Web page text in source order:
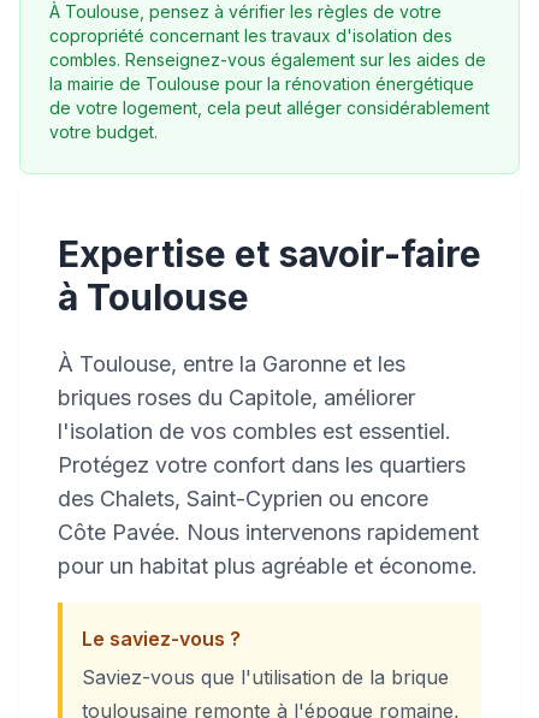
Expertise et savoir-faire
à Toulouse
À Toulouse, entre la Garonne et les
briques roses du Capitole, améliorer
l'isolation de vos combles est essentiel.
Protégez votre confort dans les quartiers
des Chalets, Saint-Cyprien ou encore
Côte Pavée. Nous intervenons rapidement
pour un habitat plus agréable et économe.
Le saviez-vous ?
Saviez-vous que l'utilisation de la brique
toulousaine remonte à l'époque romaine,
À Toulouse, pensez à vérifier les règles de votre
copropriété concernant les travaux d'isolation des
combles. Renseignez-vous également sur les aides de
la mairie de Toulouse pour la rénovation énergétique
de votre logement, cela peut alléger considérablement
votre budget.